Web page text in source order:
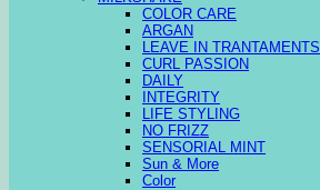
COLOR CARE
ARGAN
LEAVE IN TRANTAMENTS
CURL PASSION
DAILY
INTEGRITY
LIFE STYLING
NO FRIZZ
SENSORIAL MINT
Sun & More
Color